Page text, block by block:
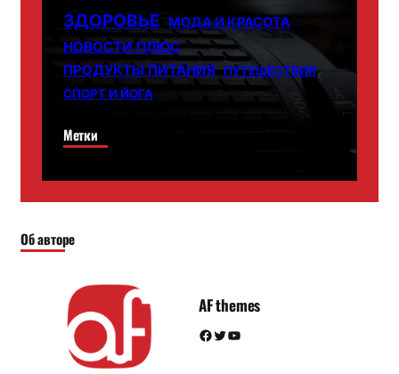
ЗДОРОВЬЕ МОДА И КРАСОТА
НОВОСТИ ПЛЮС
ПРОДУКТЫ ПИТАНИЯ ПУТЕШЕСТВИЯ
СПОРТ И ЙОГА
Метки
Об авторе
AF themes
Facebook Twitter YouTube